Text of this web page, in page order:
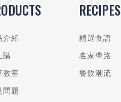
介紹
購
教室
問題
RECIPES
精選食譜
名家帶路
餐飲潮流